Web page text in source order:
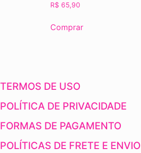
R$ 65,90
Comprar
TERMOS DE USO
POLÍTICA DE PRIVACIDADE
FORMAS DE PAGAMENTO
POLÍTICAS DE FRETE E ENVIO